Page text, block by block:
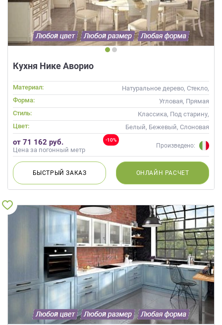
Кухня Нике Аворио
Материал:
Натуральное дерево, Стекло,
Массив, С патиной
Форма:
Угловая, Прямая
Стиль:
Классика, Под старину,
Прованс
Цвет:
Белый, Бежевый, Слоновая
кость, Кремовый
-10%
от 71 162 руб.
Цена за погонный метр
Произведено:
БЫСТРЫЙЗАКАЗ ОНЛАЙН РАСЧЕТ